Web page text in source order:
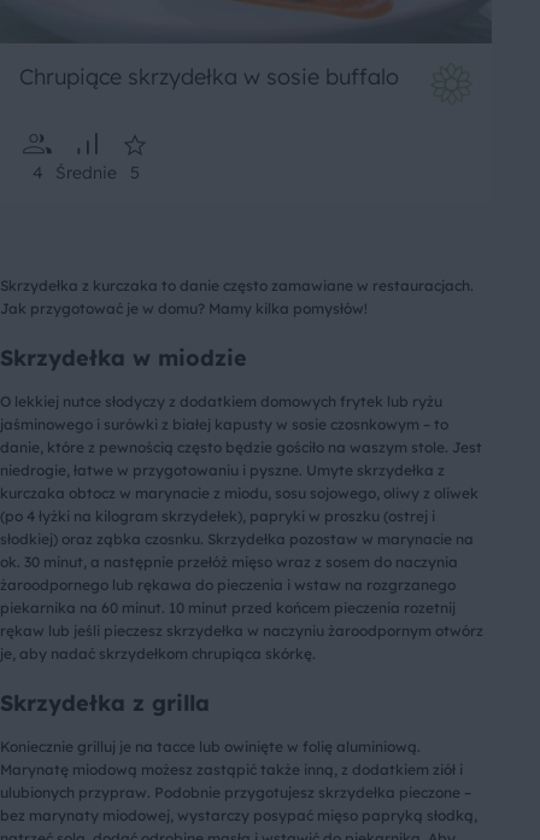
Chrupiące skrzydełka w sosie buffalo
4 Średnie 5
Skrzydełka z kurczaka to danie często zamawiane w restauracjach.
Jak przygotować je w domu? Mamy kilka pomysłów!
Skrzydełka w miodzie
O lekkiej nutce słodyczy z dodatkiem domowych frytek lub ryżu
jaśminowego i surówki z białej kapusty w sosie czosnkowym – to
danie, które z pewnością często będzie gościło na waszym stole. Jest
niedrogie, łatwe w przygotowaniu i pyszne. Umyte skrzydełka z
kurczaka obtocz w marynacie z miodu, sosu sojowego, oliwy z oliwek
(po 4 łyżki na kilogram skrzydełek), papryki w proszku (ostrej i
słodkiej) oraz ząbka czosnku. Skrzydełka pozostaw w marynacie na
ok. 30 minut, a następnie przełóż mięso wraz z sosem do naczynia
żaroodpornego lub rękawa do pieczenia i wstaw na rozgrzanego
piekarnika na 60 minut. 10 minut przed końcem pieczenia rozetnij
rękaw lub jeśli pieczesz skrzydełka w naczyniu żaroodpornym otwórz
je, aby nadać skrzydełkom chrupiąca skórkę.
Skrzydełka z grilla
Koniecznie grilluj je na tacce lub owinięte w folię aluminiową.
Marynatę miodową możesz zastąpić także inną, z dodatkiem ziół i
ulubionych przypraw. Podobnie przygotujesz skrzydełka pieczone –
bez marynaty miodowej, wystarczy posypać mięso papryką słodką,